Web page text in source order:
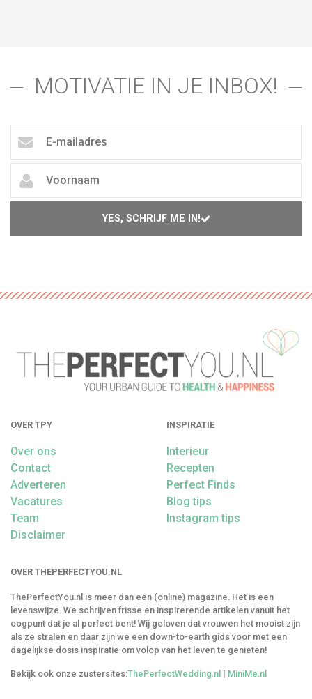
MOTIVATIE IN JE INBOX!
YES, SCHRIJF ME IN!
OVER TPY
Over ons
Contact
Adverteren
Vacatures
Team
Disclaimer
INSPIRATIE
Interieur
Recepten
Perfect Finds
Blog tips
Instagram tips
OVER THEPERFECTYOU.NL
ThePerfectYou.nl is meer dan een (online) magazine. Het is een
levenswijze. We schrijven frisse en inspirerende artikelen vanuit het
oogpunt dat je al perfect bent! Wij geloven dat vrouwen het mooist zijn
als ze stralen en daar zijn we een down-to-earth gids voor met een
dagelijkse dosis inspiratie om volop van het leven te genieten!
Bekijk ook onze zustersites:ThePerfectWedding.nl | MiniMe.nl